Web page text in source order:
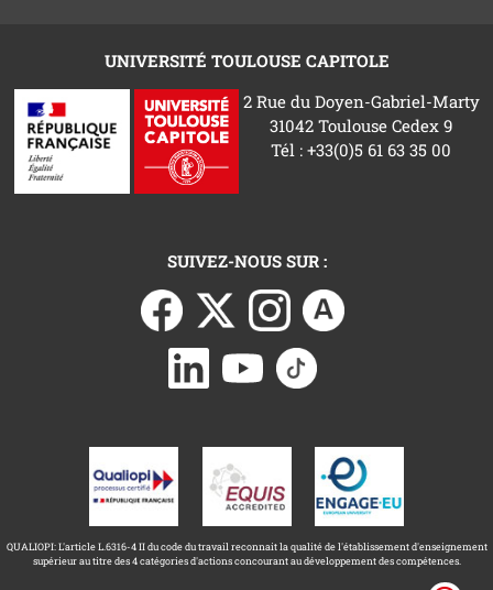
UNIVERSITÉ TOULOUSE CAPITOLE
2 Rue du Doyen-Gabriel-Marty
31042 Toulouse Cedex 9
Tél : +33(0)5 61 63 35 00
SUIVEZ-NOUS SUR :
QUALIOPI: L'article L.6316-4 II du code du travail reconnait la qualité de l'établissement d'enseignement
supérieur au titre des 4 catégories d'actions concourant au développement des compétences.